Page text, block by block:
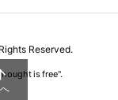
Reserved.
is free".
へ